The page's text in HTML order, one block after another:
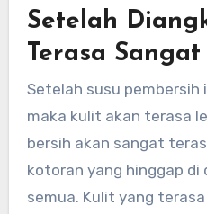
Setelah
Terasa
Setelah susu
maka kulit akan terasa
bersih akan sangat
kotoran yang hinggap
semua. Kulit yang